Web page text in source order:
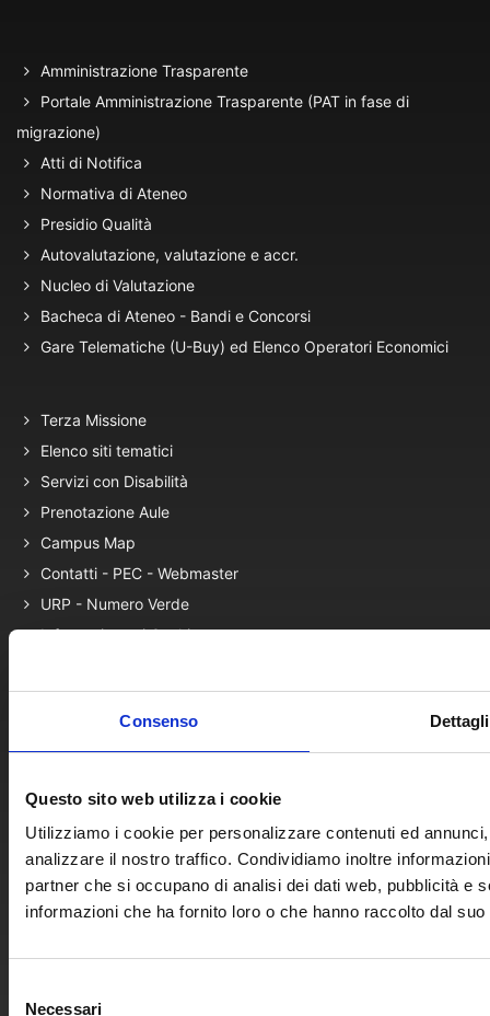
Consenso Dettagli
Questo sito web utilizza i cookie
Utilizziamo i cookie per personalizzare contenuti ed
analizzare il nostro traffico. Condividiamo inoltre
partner che si occupano di analisi dei dati web, pubblicità e
informazioni che ha fornito loro o che hanno raccolto dal
Necessari
Amministrazione Trasparente
Portale Amministrazione Trasparente (PAT in fase di
migrazione)
Atti di Notifica
Normativa di Ateneo
Presidio Qualità
Autovalutazione, valutazione e accr.
Nucleo di Valutazione
Bacheca di Ateneo - Bandi e Concorsi
Gare Telematiche (U-Buy) ed Elenco Operatori Economici
Terza Missione
Elenco siti tematici
Servizi con Disabilità
Prenotazione Aule
Campus Map
Contatti - PEC - Webmaster
URP - Numero Verde
Informativa sui Cookie
Note legali portale web
Rubrica contatti ed uffici
Accessibilità portale web
Mappa del sito
Statistiche accessi portale
Questionari online